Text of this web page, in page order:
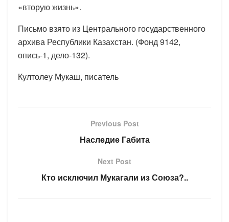
«вторую жизнь».
Письмо взято из Центрального государственного
архива Республики Казахстан. (Фонд 9142,
опись-1, дело-132).
Култолеу Мукаш, писатель
Previous Post
Наследие Габита
Next Post
Кто исключил Мукагали из Союза?..